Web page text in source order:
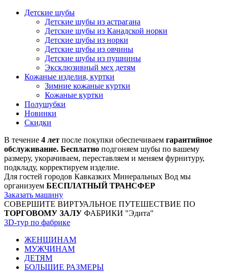
Детские шубы
Детские шубы из астрагана
Детские шубы из Канадской норки
Детские шубы из норки
Детские шубы из овчины
Детские шубы из пушнины
Эксклюзивный мех детям
Кожаные изделия, куртки
Зимние кожаные куртки
Кожаные куртки
Полушубки
Новинки
Скидки
В течение 4 лет после покупки обеспечиваем гарантийное
обслуживание. Бесплатно подгоняем шубы по вашему
размеру, укорачиваем, переставляем и меняем фурнитуру,
подкладу, корректируем изделие.
Для гостей городов Кавказких Минеральных Вод мы
организуем БЕСПЛАТНЫЙ ТРАНСФЕР
Заказать машину
СОВЕРШИТЕ ВИРТУАЛЬНОЕ ПУТЕШЕСТВИЕ ПО
ТОРГОВОМУ ЗАЛУ ФАБРИКИ "Эдита"
3D-тур по фабрике
ЖЕНЩИНАМ
МУЖЧИНАМ
ДЕТЯМ
БОЛЬШИЕ РАЗМЕРЫ